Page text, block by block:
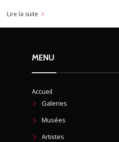
Lire la suite
MENU
Accueil
Galeries
Musées
Artistes